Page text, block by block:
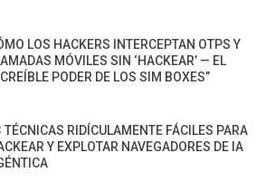
LOS HACKERS INTERCEPTAN OTPS Y
MÓVILES SIN ‘HACKEAR’ — EL
PODER DE LOS SIM BOXES”
TÉCNICAS RIDÍCULAMENTE FÁCILES PARA
Y EXPLOTAR NAVEGADORES DE IA